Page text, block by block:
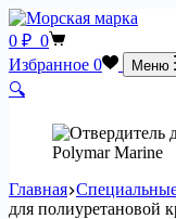
0 ₽ 0
Избранное 0 Меню
🔍
Главная
для полиуретановой